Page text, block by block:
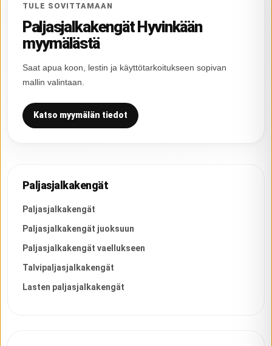
TULE SOVITTAMAAN
Paljasjalkakengät Hyvinkään
myymälästä
Saat apua koon, lestin ja käyttötarkoitukseen sopivan
mallin valintaan.
Katso myymälän tiedot
Paljasjalkakengät
Paljasjalkakengät
Paljasjalkakengät juoksuun
Paljasjalkakengät vaellukseen
Talvipaljasjalkakengät
Lasten paljasjalkakengät